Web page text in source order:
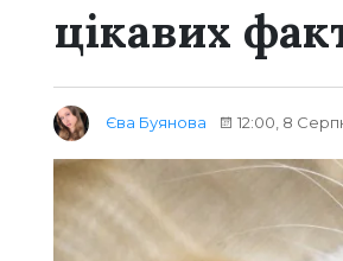
цікавих
Єва Буянова 12:00, 8